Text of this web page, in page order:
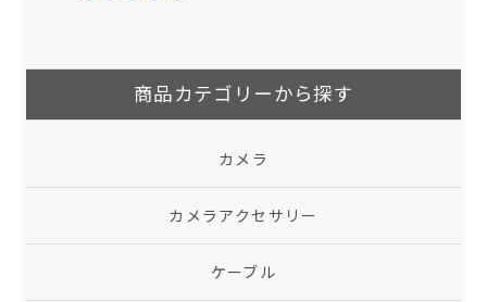
商品カテゴリーから探す
カメラ
カメラアクセサリー
ケーブル